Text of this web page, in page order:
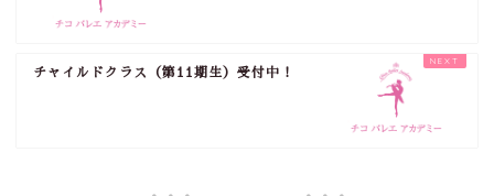
チャイルドクラス（第11期生）受付中！